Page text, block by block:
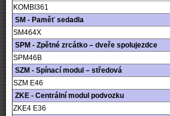
KOMBI361
SM - Paměť sedadla
SM464X
SPM - Zpětné zrcátko – dveře spolujezdce
SPM46B
SZM - Spínací modul – středová
SZM E46
ZKE - Centrální modul podvozku
ZKE4 E36